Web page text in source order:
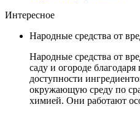
Интересное
Народные средства от
Народные средства от
саду и огороде
доступности
окружающую среду по
химией. Они работают